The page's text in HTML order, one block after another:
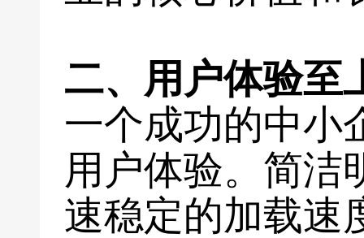
二、用户体验至
一个成功的中小
用户体验。简洁
速稳定的加载速